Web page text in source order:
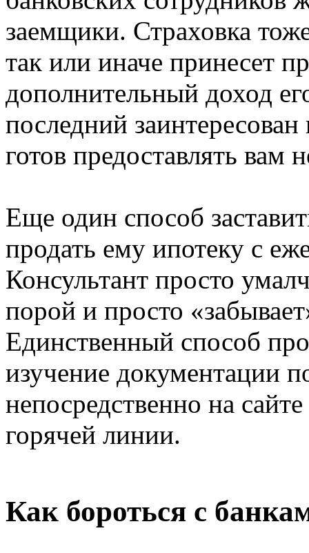
заемщики. Страховка
так или иначе принесет
дополнительный доход
последний
готов предоставлять
Еще один способ
продать ему ипотеку с
Консультант просто
порой и просто
Единственный способ
изучение документации
непосредственно на
горячей линии.
Как бороться с